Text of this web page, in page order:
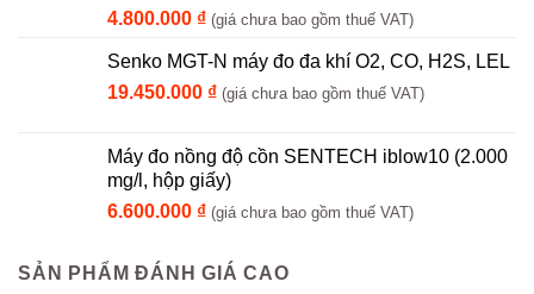
4.800.000 ₫ (giá chưa bao gồm thuế VAT)
Senko MGT-N máy đo đa khí O2, CO, H2S, LEL
19.450.000 ₫ (giá chưa bao gồm thuế VAT)
Máy đo nồng độ cồn SENTECH iblow10 (2.000
mg/l, hộp giấy)
6.600.000 ₫ (giá chưa bao gồm thuế VAT)
SẢN PHẨM ĐÁNH GIÁ CAO